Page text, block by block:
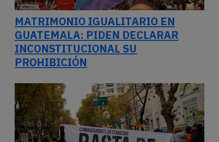
MATRIMONIO IGUALITARIO EN
GUATEMALA: PIDEN DECLARAR
INCONSTITUCIONAL SU
PROHIBICIÓN